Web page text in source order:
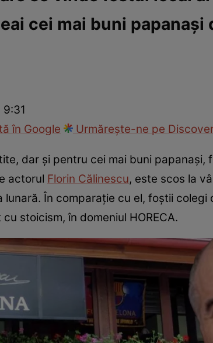
Paparazzii Click!
cei mai buni papanași
în Google
Urmărește-ne pe
dar și pentru cei mai buni papanași,
actorul Florin Călinescu, este scos la
În comparație cu el, foștii colegi
stoicism, în domeniul HORECA.